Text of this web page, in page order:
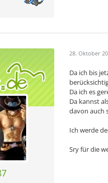
28. Oktober
Da ich bis
Da ich es
Da kannst
davon auch
Ich werde
Sry für die